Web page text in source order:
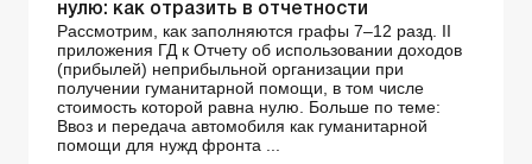
нулю: как отразить в отчетности
Рассмотрим, как заполняются графы 7–12 разд. II
приложения ГД к Отчету об использовании доходов
(прибылей) неприбыльной организации при
получении гуманитарной помощи, в том числе
стоимость которой равна нулю. Больше по теме:
Ввоз и передача автомобиля как гуманитарной
помощи для нужд фронта ...